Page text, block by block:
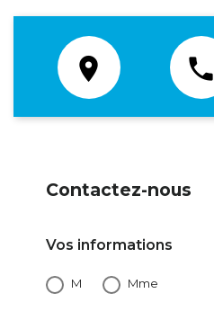
 
Contactez-nous
Vos informations
M Mme